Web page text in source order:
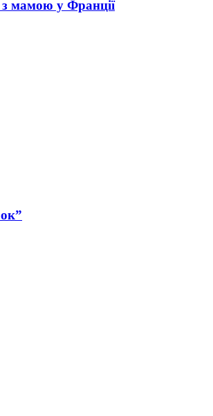
з мамою у Франції